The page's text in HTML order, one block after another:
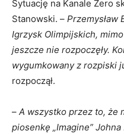
Sytuację na Kanale Zero
Stanowski. – Przemysław
Igrzysk Olimpijskich,
jeszcze nie rozpoczęły.
wygumkowany z rozpiski
rozpoczął.
– A wszystko przez to, że
piosenkę „Imagine”